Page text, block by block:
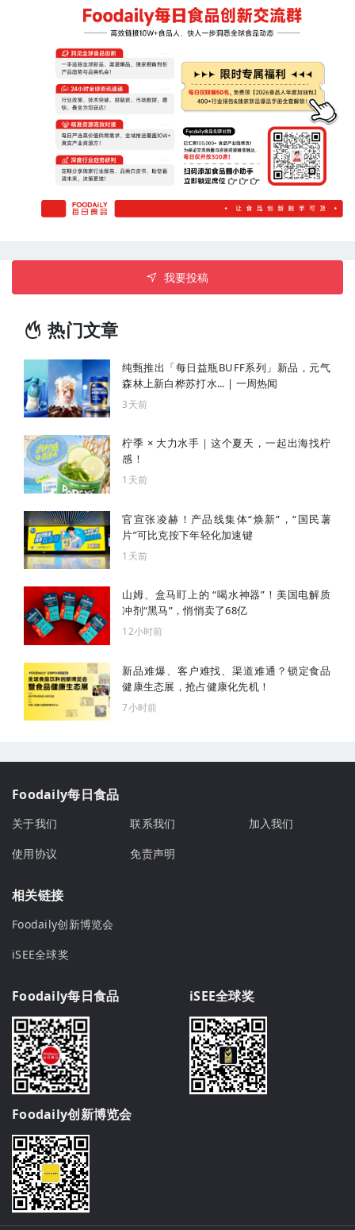
我要投稿
热门文章
纯甄推出「每日益瓶BUFF系列」新品，元气
森林上新白桦苏打水... | 一周热闻
3天前
柠季 × 大力水手｜这个夏天，一起出海找柠
感！
1天前
官宣张凌赫！产品线集体“焕新”，“国民薯
片”可比克按下年轻化加速键
1天前
山姆、盒马盯上的 “喝水神器”！美国电解质
冲剂“黑马”，悄悄卖了68亿
12小时前
新品难爆、客户难找、渠道难通？锁定食品
健康生态展，抢占健康化先机！
7小时前
Foodaily每日食品
关于我们 联系我们
加入我们
使用协议
免责声明
相关链接
Foodaily创新博览会
iSEE全球奖
Foodaily每日食品 iSEE全球奖
Foodaily创新博览会